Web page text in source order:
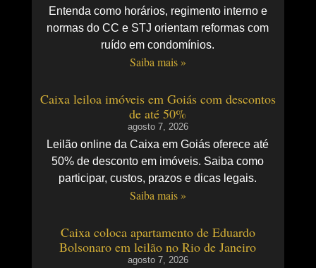
Entenda como horários, regimento interno e
normas do CC e STJ orientam reformas com
ruído em condomínios.
Saiba mais »
Caixa leiloa imóveis em Goiás com descontos
de até 50%
agosto 7, 2026
Leilão online da Caixa em Goiás oferece até
50% de desconto em imóveis. Saiba como
participar, custos, prazos e dicas legais.
Saiba mais »
Caixa coloca apartamento de Eduardo
Bolsonaro em leilão no Rio de Janeiro
agosto 7, 2026